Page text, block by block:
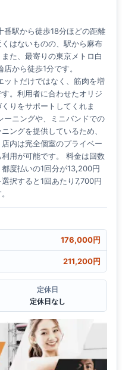
番駅から徒歩18分ほどの距離
はないものの、駅から麻布
た、最寄りの東京メトロ白
から徒歩1分です。
ットだけではなく、筋肉を増
。利用者に合わせたオリジ
りをサポートしてくれま
ーニングや、ミニバンドでの
ングを提供しているため、
内は完全個室のプライベー
用が可能です。 料金は回数
度払いの1回分が13,200円
択すると1回あたり7,700円
176,000円
211,200円
定休日
定休日なし